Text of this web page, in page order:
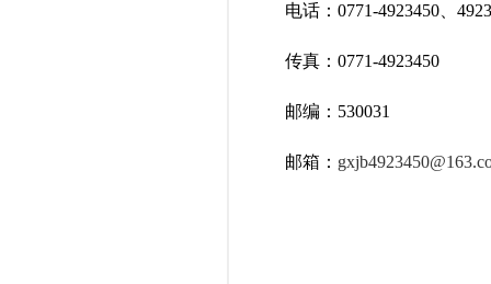
电话：0771-4923450、
传真：0771-4923450
邮编：530031
邮箱：